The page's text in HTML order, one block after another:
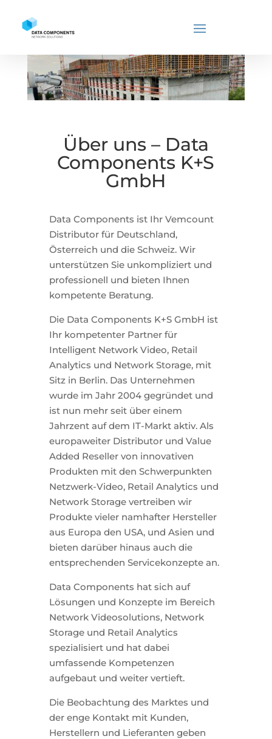
Über uns – Data
Components K+S
GmbH
Data Components ist Ihr Vemcount
Distributor für Deutschland,
Österreich und die Schweiz. Wir
unterstützen Sie unkompliziert und
professionell und bieten Ihnen
kompetente Beratung.
Die Data Components K+S GmbH ist
Ihr kompetenter Partner für
Intelligent Network Video, Retail
Analytics und Network Storage, mit
Sitz in Berlin. Das Unternehmen
wurde im Jahr 2004 gegründet und
ist nun mehr seit über einem
Jahrzent auf dem IT-Markt aktiv. Als
europaweiter Distributor und Value
Added Reseller von innovativen
Produkten mit den Schwerpunkten
Netzwerk-Video, Retail Analytics und
Network Storage vertreiben wir
Produkte vieler namhafter Hersteller
aus Europa den USA, und Asien und
bieten darüber hinaus auch die
entsprechenden Servicekonzepte an.
Data Components hat sich auf
Lösungen und Konzepte im Bereich
Network Videosolutions, Network
Storage und Retail Analytics
spezialisiert und hat dabei
umfassende Kompetenzen
aufgebaut und weiter vertieft.
Die Beobachtung des Marktes und
der enge Kontakt mit Kunden,
Herstellern und Lieferanten geben